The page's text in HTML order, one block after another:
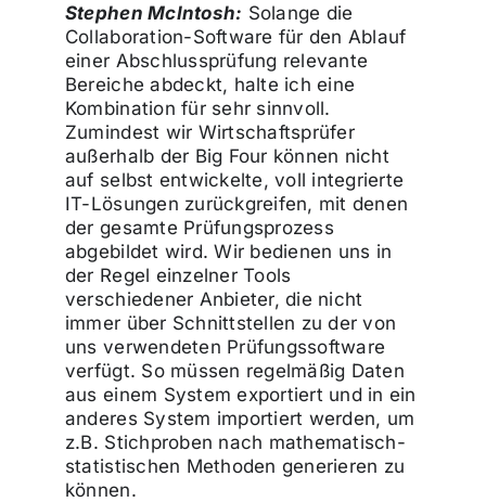
Stephen McIntosh: Solange die
Collaboration-Software für den Ablauf
einer Abschlussprüfung relevante
Bereiche abdeckt, halte ich eine
Kombination für sehr sinnvoll.
Zumindest wir Wirtschaftsprüfer
außerhalb der Big Four können nicht
auf selbst entwickelte, voll integrierte
IT-Lösungen zurückgreifen, mit denen
der gesamte Prüfungsprozess
abgebildet wird. Wir bedienen uns in
der Regel einzelner Tools
verschiedener Anbieter, die nicht
immer über Schnittstellen zu der von
uns verwendeten Prüfungssoftware
verfügt. So müssen regelmäßig Daten
aus einem System exportiert und in ein
anderes System importiert werden, um
z.B. Stichproben nach mathematisch-
statistischen Methoden generieren zu
können.